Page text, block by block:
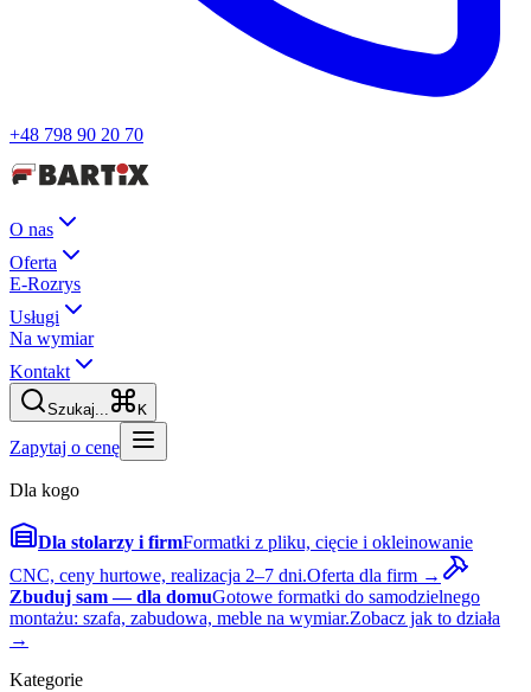
+48 798 90 20 70
O nas
Oferta
E-Rozrys
Usługi
Na wymiar
Kontakt
Szukaj... K
Zapytaj o cenę
Dla kogo
Dla stolarzy i firmFormatki z pliku, cięcie i okleinowanie
CNC, ceny hurtowe, realizacja 2–7 dni.Oferta dla firm →
Zbuduj sam — dla domuGotowe formatki do samodzielnego
montażu: szafa, zabudowa, meble na wymiar.Zobacz jak to działa
→
Kategorie